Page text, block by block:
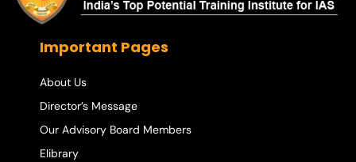
Important Pages
About Us
Director’s Message
Our Advisory Board Members
Elibrary